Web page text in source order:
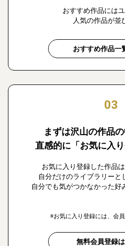
おすすめ作品には
人気の作品が並
おすすめ作品一
03
まずは沢山の作品の
直感的に「お気に入
お気に入り登録した作品
自分だけのライブラリーと
自分でも気がつかなかった好
※お気に入り登録には、会員
無料会員登録